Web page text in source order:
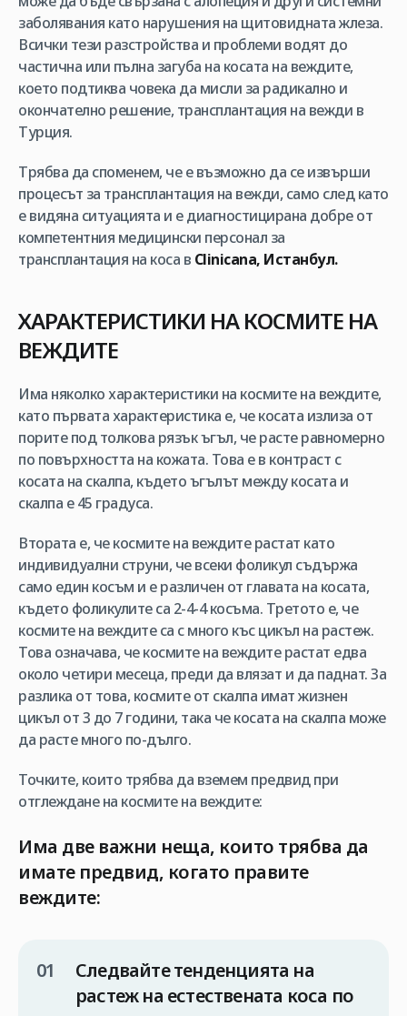
заболявания като нарушения на щитовидната жлеза.
Всички тези разстройства и проблеми водят до
частична или пълна загуба на косата на веждите,
което подтиква човека да мисли за радикално и
окончателно решение, трансплантация на вежди в
Турция.
Трябва да споменем, че е възможно да се извърши
процесът за трансплантация на вежди, само след като
е видяна ситуацията и е диагностицирана добре от
компетентния медицински персонал за
трансплантация на коса в Clinicana, Истанбул.
ХАРАКТЕРИСТИКИ НА КОСМИТЕ НА
ВЕЖДИТЕ
Има няколко характеристики на космите на веждите,
като първата характеристика е, че косата излиза от
порите под толкова рязък ъгъл, че расте равномерно
по повърхността на кожата. Това е в контраст с
косата на скалпа, където ъгълът между косата и
скалпа е 45 градуса.
Втората е, че космите на веждите растат като
индивидуални струни, че всеки фоликул съдържа
само един косъм и е различен от главата на косата,
където фоликулите са 2-4-4 косъма. Третото е, че
космите на веждите са с много къс цикъл на растеж.
Това означава, че космите на веждите растат едва
около четири месеца, преди да влязат и да паднат. За
разлика от това, космите от скалпа имат жизнен
цикъл от 3 до 7 години, така че косата на скалпа може
да расте много по-дълго.
Точките, които трябва да вземем предвид при
отглеждане на космите на веждите:
Има две важни неща, които трябва да
имате предвид, когато правите
веждите:
Следвайте тенденцията на
растеж на естествената коса по